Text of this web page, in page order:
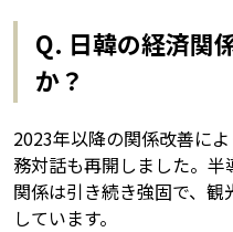
Q. 日韓の経済関
か？
2023年以降の関係改善に
務対話も再開しました。
関係は引き続き強固で、
しています。